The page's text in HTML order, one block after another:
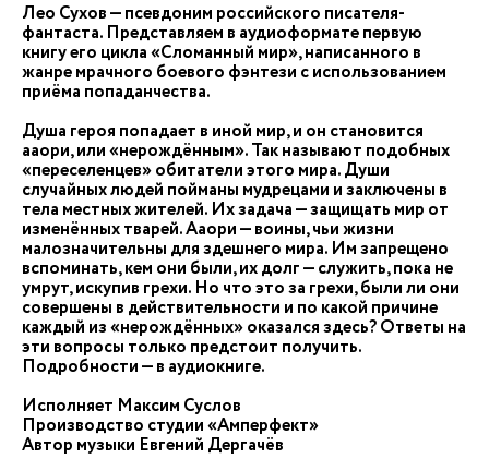
Лео Сухов — псевдоним российского писателя-
фантаста. Представляем в аудиоформате первую
книгу его цикла «Сломанный мир», написанного в
жанре мрачного боевого фэнтези с использованием
приёма попаданчества.
Душа героя попадает в иной мир, и он становится
ааори, или «нерождённым». Так называют подобных
«переселенцев» обитатели этого мира. Души
случайных людей пойманы мудрецами и заключены в
тела местных жителей. Их задача — защищать мир от
изменённых тварей. Ааори — воины, чьи жизни
малозначительны для здешнего мира. Им запрещено
вспоминать, кем они были, их долг — служить, пока не
умрут, искупив грехи. Но что это за грехи, были ли они
совершены в действительности и по какой причине
каждый из «нерождённых» оказался здесь? Ответы на
эти вопросы только предстоит получить.
Подробности — в аудиокниге.
Исполняет Максим Суслов
Производство студии «Амперфект»
Автор музыки Евгений Дергачёв